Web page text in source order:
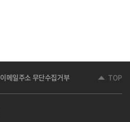
이메일주소 무단수집거부 TOP